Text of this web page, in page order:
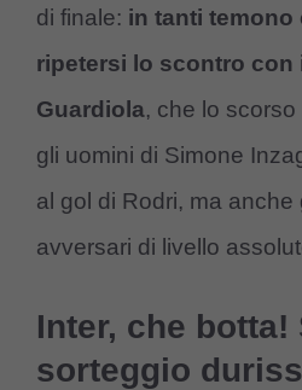
di finale: in tanti temono
ripetersi lo scontro con
Guardiola, che lo
gli uomini di Simone
al gol di Rodri, ma anche
avversari di livello
Inter, che botta!
sorteggio